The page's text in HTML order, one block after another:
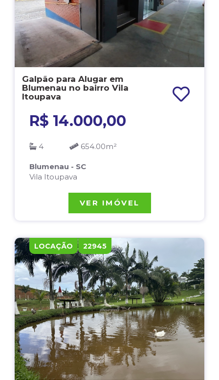
Galpão para Alugar em
Blumenau no bairro Vila
Itoupava
R$ 14.000,00
4 654.00m²
Blumenau - SC
Vila Itoupava
VER IMÓVEL
LOCAÇÃO 22945